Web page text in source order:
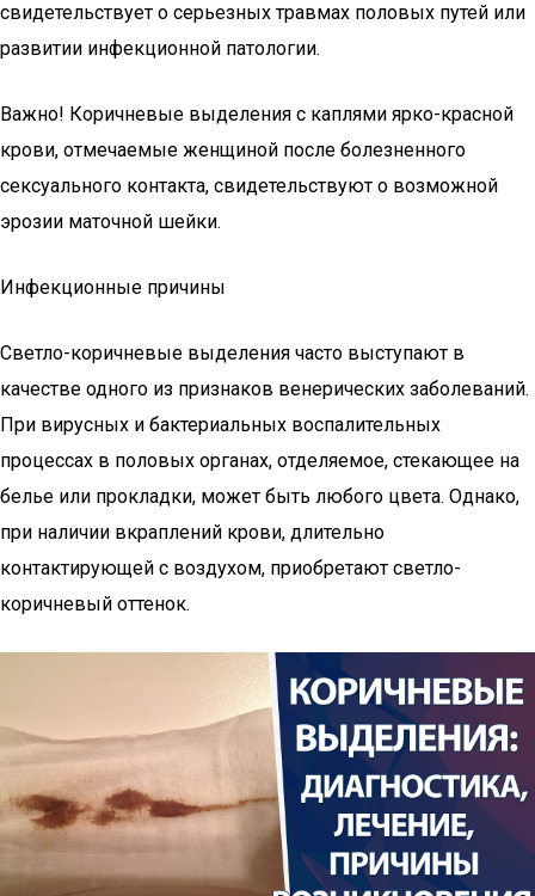
свидетельствует о серьезных травмах половых путей или
развитии инфекционной патологии.
Важно! Коричневые выделения с каплями ярко-красной
крови, отмечаемые женщиной после болезненного
сексуального контакта, свидетельствуют о возможной
эрозии маточной шейки.
Инфекционные причины
Светло-коричневые выделения часто выступают в
качестве одного из признаков венерических заболеваний.
При вирусных и бактериальных воспалительных
процессах в половых органах, отделяемое, стекающее на
белье или прокладки, может быть любого цвета. Однако,
при наличии вкраплений крови, длительно
контактирующей с воздухом, приобретают светло-
коричневый оттенок.